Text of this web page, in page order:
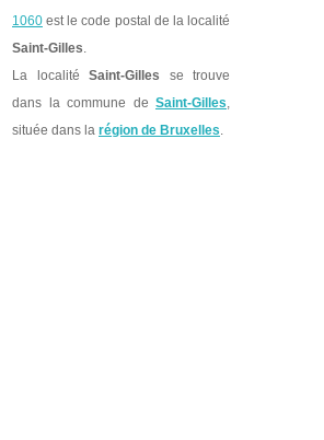
1060 est le code postal de la localité
Saint-Gilles.
La localité Saint-Gilles se trouve
dans la commune de Saint-Gilles,
située dans la région de Bruxelles.